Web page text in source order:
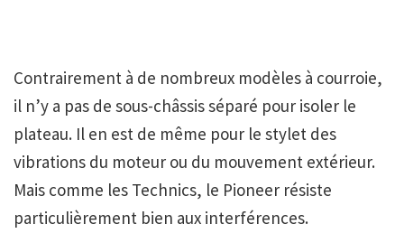
Contrairement à de nombreux modèles à courroie,
il n’y a pas de sous-châssis séparé pour isoler le
plateau. Il en est de même pour le stylet des
vibrations du moteur ou du mouvement extérieur.
Mais comme les Technics, le Pioneer résiste
particulièrement bien aux interférences.